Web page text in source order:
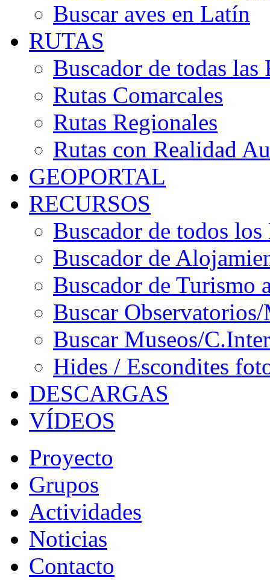
Buscar aves en Latín
RUTAS
Buscador de todas las
Rutas Comarcales
Rutas Regionales
Rutas con Realidad
GEOPORTAL
RECURSOS
Buscador de todos los
Buscador de
Buscador de Turismo
Buscar
Buscar Museos/
Hides / Escondites
DESCARGAS
VÍDEOS
Proyecto
Grupos
Actividades
Noticias
Contacto